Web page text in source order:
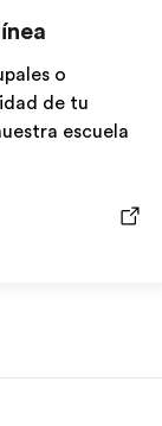
o
de tu
escuela